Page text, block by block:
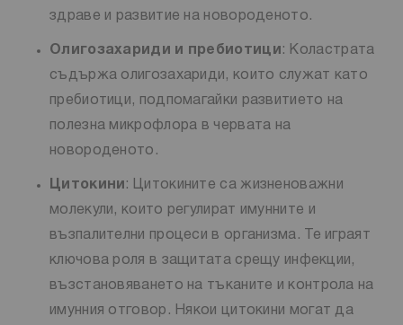
здраве и развитие на новороденото.
Олигозахариди и пребиотици : Коластрата
съдържа олигозахариди, които служат като
пребиотици, подпомагайки развитието на
полезна микрофлора в червата на
новороденото.
Цитокини : Цитокините са жизненоважни
молекули, които регулират имунните и
възпалителни процеси в организма. Те играят
ключова роля в защитата срещу инфекции,
възстановяването на тъканите и контрола на
имунния отговор. Някои цитокини могат да